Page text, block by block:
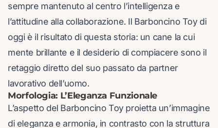
sempre mantenuto al centro l’intelligenza e
l’attitudine alla collaborazione. Il Barboncino Toy di
oggi è il risultato di questa storia: un cane la cui
mente brillante e il desiderio di compiacere sono il
retaggio diretto del suo passato da partner
lavorativo dell’uomo.
Morfologia: L’Eleganza Funzionale
L’aspetto del Barboncino Toy proietta un’immagine
di eleganza e armonia, in contrasto con la struttura